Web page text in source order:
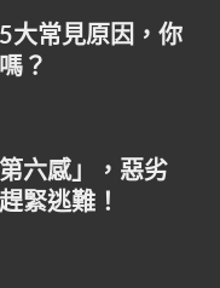
大常見原因，你
？
六感」，惡劣
緊逃難！